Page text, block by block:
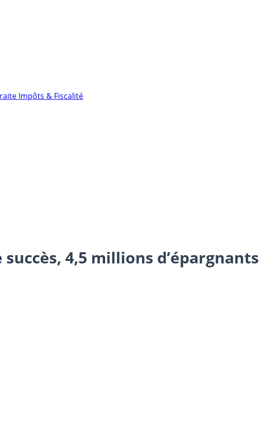
Impôts & Fiscalité
4,5 millions d’épargnants